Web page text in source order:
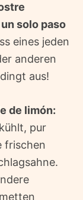
solo paso
eines jeden
anderen
aus!
de limón:
pur
frischen